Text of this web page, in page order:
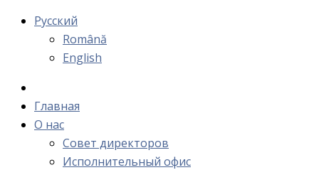
Русский
Română
English
Главная
О нас
Cовет директоров
Исполнительный офис